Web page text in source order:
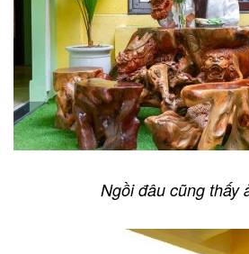
Ngồi đâu cũng thấy